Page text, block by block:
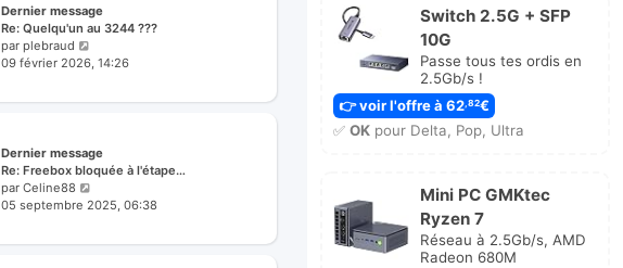
Dernier message
Re: Quelqu'un au 3244 ???
par plebraud
le
09 février 2026, 14:26
Dernier message
Re: Freebox bloquée à l'étape…
par Celine88
le
05 septembre 2025, 06:38
Switch 2.5G + SFP
10G
Passe tous tes ordis en
2.5Gb/s !
👉 voir l'offre à 62,82€
✅ OKpour Delta, Pop, Ultra
Mini PC GMKtec
Ryzen 7
Réseau à 2.5Gb/s, AMD
Radeon 680M